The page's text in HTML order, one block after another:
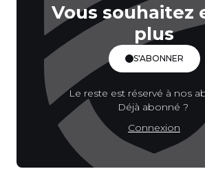
Vous souhaitez
plus
S'ABONNER
Le reste est réservé à nos
Déjà abonné ?
Connexion